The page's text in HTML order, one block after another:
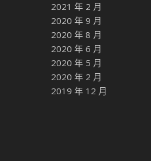
2021 年 2 月
2020 年 9 月
2020 年 8 月
2020 年 6 月
2020 年 5 月
2020 年 2 月
2019 年 12 月